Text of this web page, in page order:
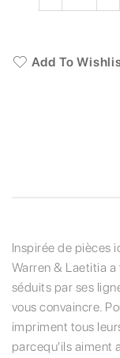
Add To
Inspirée de pièces
Warren & Laetitia a
séduits par ses
vous convaincre.
impriment tous
parcequ'ils aiment